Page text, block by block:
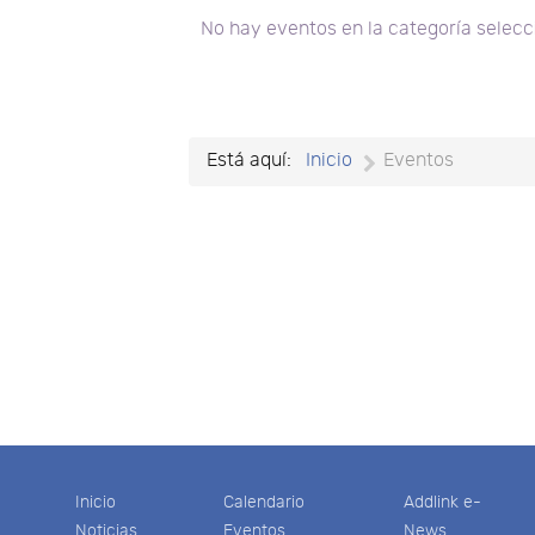
No hay eventos en la categoría
Está aquí: Inicio Eventos
Inicio
Calendario
Addlink e-